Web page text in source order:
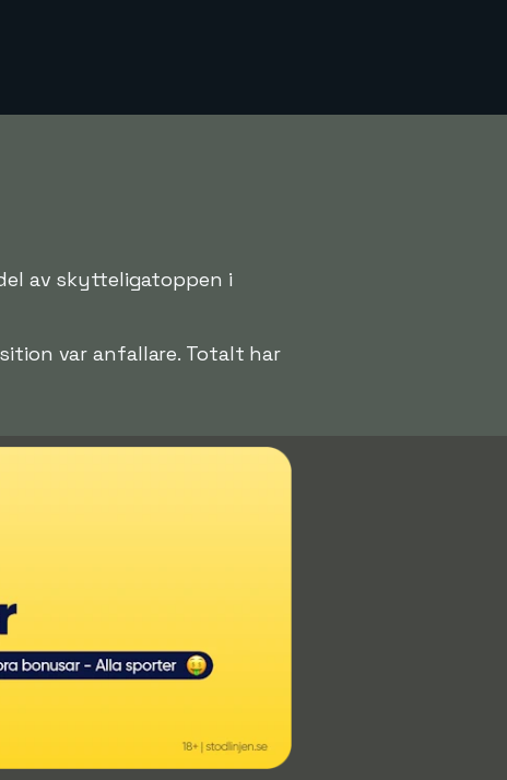
av skytteligatoppen i
var anfallare. Totalt har